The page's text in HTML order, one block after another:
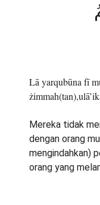
Lā yarqubūna fī
Mereka tidak
dengan orang
mengindahkan)
orang yang